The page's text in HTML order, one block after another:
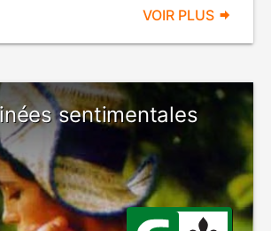
VOIR PLUS
sentimentales